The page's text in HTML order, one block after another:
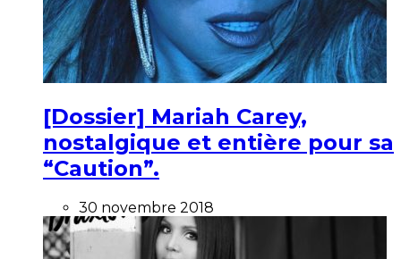
[Dossier] Mariah Carey,
nostalgique et entière pour sa
“Caution”.
30 novembre 2018